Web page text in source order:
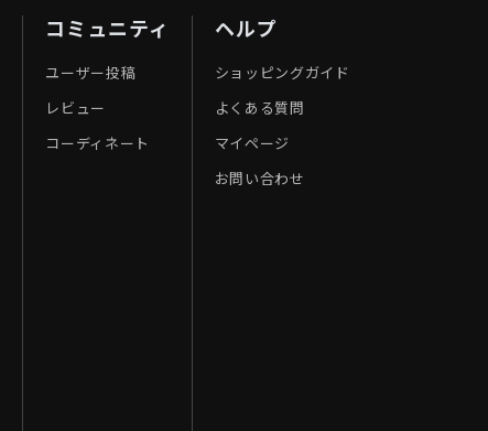
コミュニティ
ユーザー投稿
レビュー
コーディネート
ヘルプ
ショッピングガイド
よくある質問
マイページ
お問い合わせ